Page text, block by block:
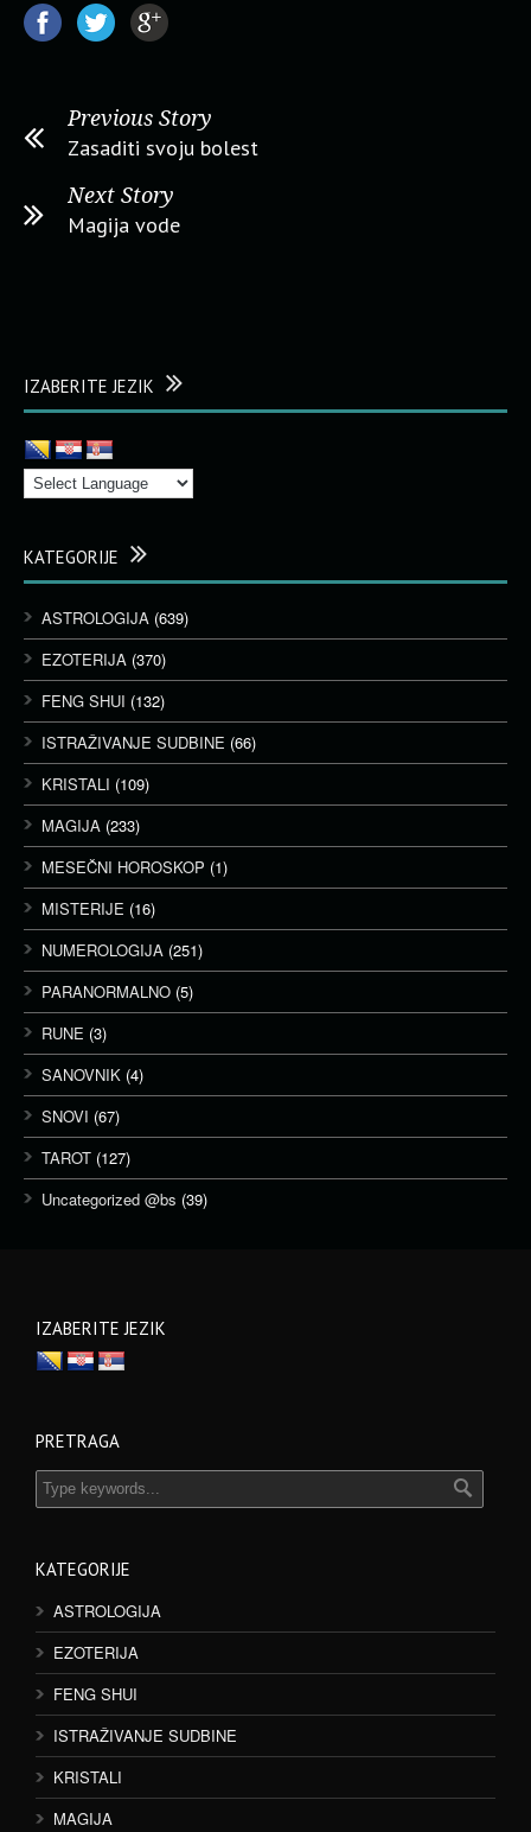
Previous Story
Zasaditi svoju bolest
Next Story
Magija vode
IZABERITE JEZIK
KATEGORIJE
ASTROLOGIJA (639)
EZOTERIJA (370)
FENG SHUI (132)
ISTRAŽIVANJE SUDBINE (66)
KRISTALI (109)
MAGIJA (233)
MESEČNI HOROSKOP (1)
MISTERIJE (16)
NUMEROLOGIJA (251)
PARANORMALNO (5)
RUNE (3)
SANOVNIK (4)
SNOVI (67)
TAROT (127)
Uncategorized @bs (39)
IZABERITE JEZIK
PRETRAGA
KATEGORIJE
ASTROLOGIJA
EZOTERIJA
FENG SHUI
ISTRAŽIVANJE SUDBINE
KRISTALI
MAGIJA